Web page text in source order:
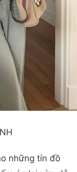
những tín đồ